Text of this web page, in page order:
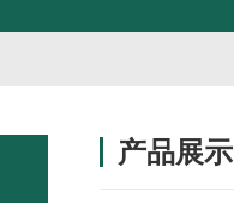
产品展示